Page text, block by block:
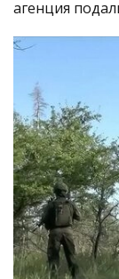
агенция